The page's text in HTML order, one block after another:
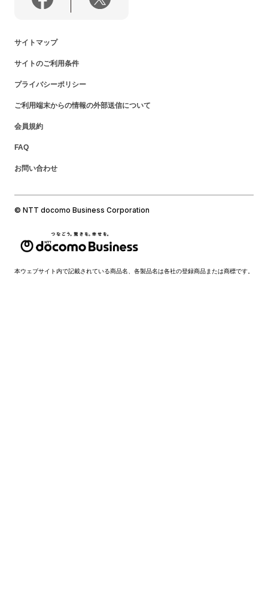
サイトマップ
サイトのご利用条件
プライバシーポリシー
ご利用端末からの情報の外部送信について
会員規約
FAQ
お問い合わせ
© NTT docomo Business Corporation
本ウェブサイト内で記載されている商品名、各製品名は各社の登録商品または商標です。